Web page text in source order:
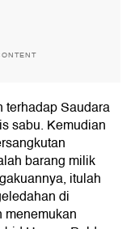
Saudara
sabu. Kemudian
barang milik
itulah
di
menemukan